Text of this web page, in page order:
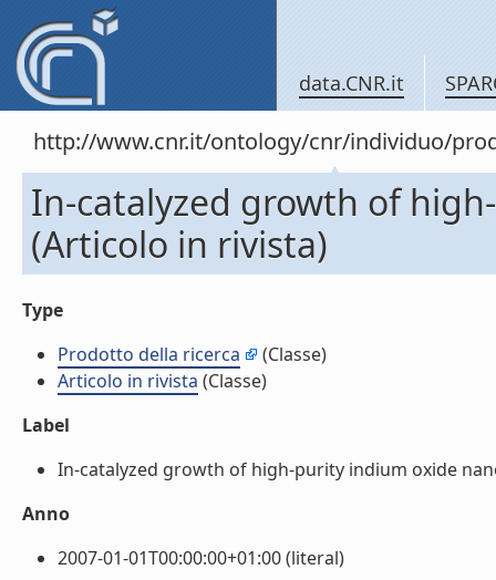
data.CNR.it
http://www.cnr.it/ontology/cnr/individuo/
In-catalyzed growth of
(Articolo in rivista)
Type
Prodotto della ricerca
(Classe)
Articolo in rivista (Classe)
Label
In-catalyzed growth of high-purity indium oxide
Anno
2007-01-01T00:00:00+01:00 (literal)